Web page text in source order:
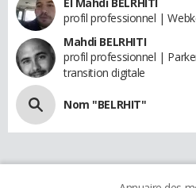
profil professionnel |
Mahdi BELRHITI
profil professionnel |
transition digitale
Nom "BELRHIT"